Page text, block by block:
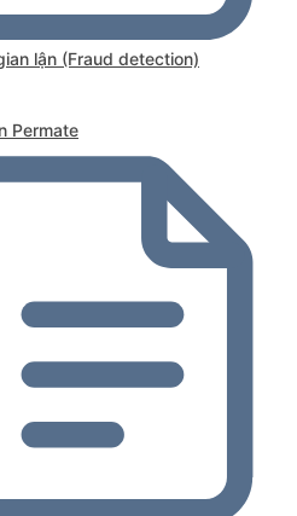
lận (Fraud detection)
Permate